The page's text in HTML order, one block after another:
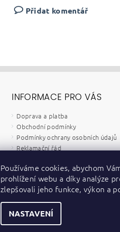
Přidat komentář
INFORMACE PRO VÁS
Doprava a platba
Obchodní podmínky
Podmínky ochrany osobních údajů
Reklamační řád
Kontakty
Zpětný odběr elektrozařízení a
Používáme cookies, abychom
prohlížení webu a díky analýze
zlepšovali jeho funkce, výkon a
NASTAVENÍ